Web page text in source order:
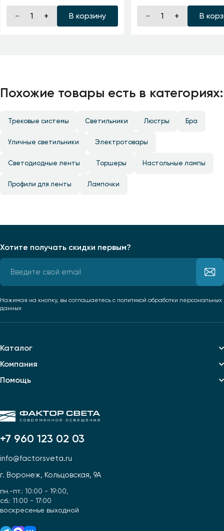
В корзину В
Похожие товары есть в категориях:
Трековые системы Светильники Люстры Бра
Уличные светильники Электротовары
Светодиодные ленты Торшеры Настольные лампы
Профили для ленты Лампочки
+7 960 123 02 03
info@factorsveta.ru
г. Воронеж, Кольцовская, 9А
пн.-пт.: 10:00 - 19:00,
сб.: 11:00 - 17:00
воскресенье выходной
Каталог
Компания
Помощь
Хотите получать скидки первым?
Нажимая на кнопку, вы соглашаетесь с политикой обработки персональных
данных